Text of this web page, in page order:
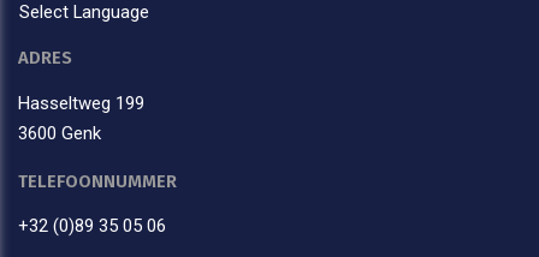
Select Language
ADRES
Hasseltweg 199
3600 Genk
TELEFOONNUMMER
+32 (0)89 35 05 06